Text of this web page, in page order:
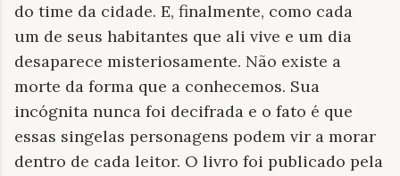
do time da cidade. E, finalmente, como cada
um de seus habitantes que ali vive e um dia
desaparece misteriosamente. Não existe a
morte da forma que a conhecemos. Sua
incógnita nunca foi decifrada e o fato é que
essas singelas personagens podem vir a morar
dentro de cada leitor. O livro foi publicado pela